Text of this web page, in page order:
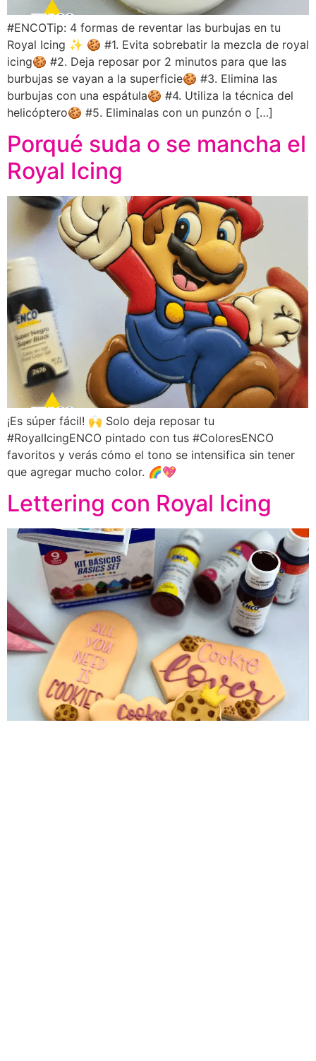
#ENCOTip: 4 formas de reventar las burbujas en tu
Royal Icing ✨ 🍪 #1. Evita sobrebatir la mezcla de royal
icing🍪 #2. Deja reposar por 2 minutos para que las
burbujas se vayan a la superficie🍪 #3. Elimina las
burbujas con una espátula🍪 #4. Utiliza la técnica del
helicóptero🍪 #5. Eliminalas con un punzón o […]
Porqué suda o se mancha el
Royal Icing
¡Es súper fácil! 🙌 Solo deja reposar tu
#RoyalIcingENCO pintado con tus #ColoresENCO
favoritos y verás cómo el tono se intensifica sin tener
que agregar mucho color. 🌈💖
Lettering con Royal Icing